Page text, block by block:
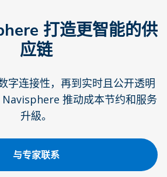
打造更智能的供
应链
字连接性，再到实时且公开透明
推动成本节约和服务
升級。
与专家联系